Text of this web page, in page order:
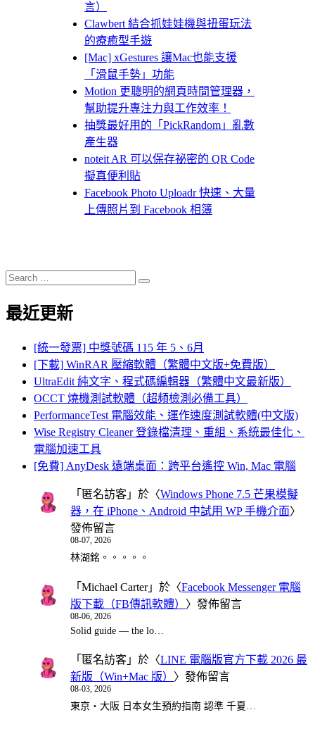
言）
Clawbert 結合抓娃娃機與扭蛋玩法
的療癒型手遊
[Mac] xGestures 讓Mac也能支援
「滑鼠手勢」功能
Motion 更聰明的網頁時間管理器，
幫助提升專注力與工作效率！
抽獎最好用的「PickRandom」亂數
產生器
noteit AR 可以保存祕密的 QR Code
擬真便利貼
Facebook Photo Uploadr 快速、大量
上傳照片到 Facebook 相簿
Search
for:
Search
最近更新
[統一發票] 中獎號碼 115 年 5、6月
[下載] WinRAR 壓縮軟體（繁體中文版+免費版）
UltraEdit 純文字、程式碼編輯器（繁體中文最新版）
OCCT 燒機測試軟體（超頻檢測必備工具）
PerformanceTest 電腦效能、運作速度測試軟體(中文版)
Wise Registry Cleaner 登錄檔清理、重組、系統最佳化、
電腦加速工具
[免費] AnyDesk 遠端桌面：跨平台遙控 Win, Mac 電腦
「 匿名訪客 」於〈Windows Phone 7.5 芒果模擬
器，在 iPhone、Android 中試用 WP 手機介面〉
發佈留言
08-07, 2026
林湖銘。。。。。
「 Michael Carter」於〈Facebook Messenger 電腦
版下載（FB傳訊軟體） 〉發佈留言
08-06, 2026
Solid guide — the lo…
「 匿名訪客 」於〈LINE 電腦版官方下載 2026 最
新版（Win+Mac 版） 〉發佈留言
08-03, 2026
東京・大阪 日本女生預約指南 認準 千夏…